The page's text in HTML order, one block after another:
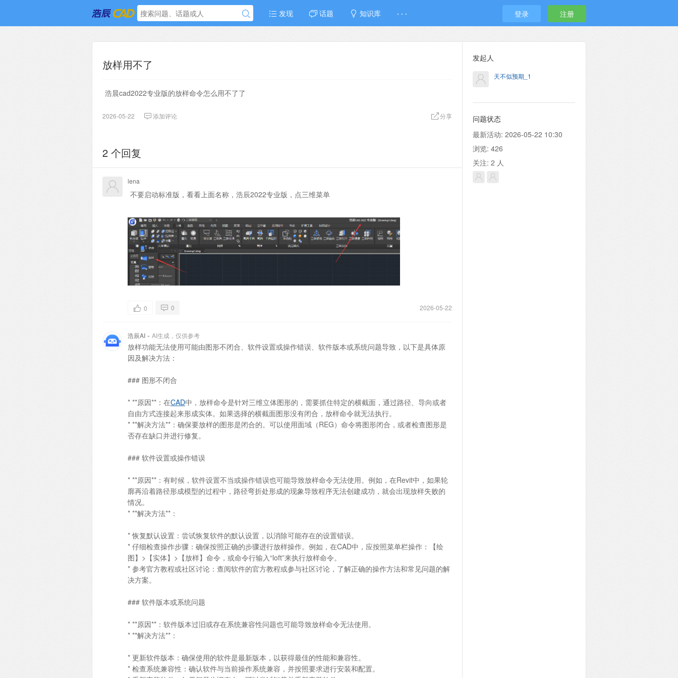
发现 话题 知识库 · · · 登录 注册
放样用不了
浩晨cad2022专业版的放样命令怎么用不了了
2026-05-22 添加评论 分享
2 个回复
lena
不要启动标准版，看看上面名称，浩辰2022专业版，点三维菜单
2026-05-22
0 0
浩辰AI - AI生成，仅供参考
放样功能无法使用可能由图形不闭合、软件设置或操作错误、软件版本或系统问题导致，以下是具体原
因及解决方法：
### 图形不闭合
* **原因**：在CAD中，放样命令是针对三维立体图形的，需要抓住特定的横截面，通过路径、导向或者
自由方式连接起来形成实体。如果选择的横截面图形没有闭合，放样命令就无法执行。
* **解决方法**：确保要放样的图形是闭合的。可以使用面域（REG）命令将图形闭合，或者检查图形是
否存在缺口并进行修复。
### 软件设置或操作错误
* **原因**：有时候，软件设置不当或操作错误也可能导致放样命令无法使用。例如，在Revit中，如果轮
廓再沿着路径形成模型的过程中，路径弯折处形成的现象导致程序无法创建成功，就会出现放样失败的
情况。
* **解决方法**：
* 恢复默认设置：尝试恢复软件的默认设置，以消除可能存在的设置错误。
* 仔细检查操作步骤：确保按照正确的步骤进行放样操作。例如，在CAD中，应按照菜单栏操作：【绘
图】>【实体】>【放样】命令，或命令行输入“loft”来执行放样命令。
* 参考官方教程或社区讨论：查阅软件的官方教程或参与社区讨论，了解正确的操作方法和常见问题的解
决方案。
### 软件版本或系统问题
* **原因**：软件版本过旧或存在系统兼容性问题也可能导致放样命令无法使用。
* **解决方法**：
* 更新软件版本：确保使用的软件是最新版本，以获得最佳的性能和兼容性。
* 检查系统兼容性：确认软件与当前操作系统兼容，并按照要求进行安装和配置。
发起人
天不似预期_1
问题状态
最新活动: 2026-05-22 10:30
浏览: 426
关注: 2 人